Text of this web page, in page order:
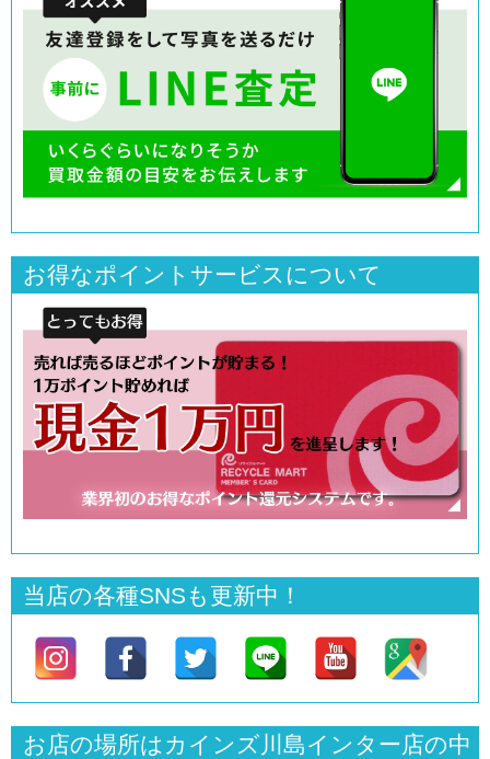
お得なポイントサービスについて
当店の各種SNSも更新中！
お店の場所はカインズ川島インター店の中